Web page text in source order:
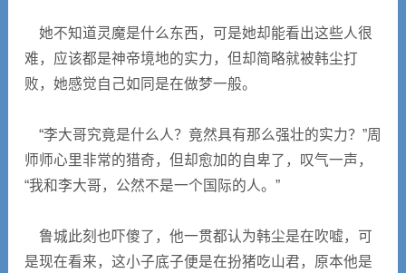
她不知道灵魔是什么东西，可是她却能看出这些人很
难，应该都是神帝境地的实力，但却简略就被韩尘打
败，她感觉自己如同是在做梦一般。
“李大哥究竟是什么人？竟然具有那么强壮的实力？”周
师师心里非常的猎奇，但却愈加的自卑了，叹气一声，
“我和李大哥，公然不是一个国际的人。”
鲁城此刻也吓傻了，他一贯都认为韩尘是在吹嘘，可
是现在看来，这小子底子便是在扮猪吃山君，原本他是